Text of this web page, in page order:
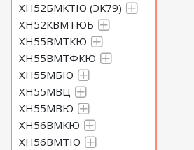
ХН52БМКТЮ (ЭК79)
ХН52КВМТЮБ
ХН55ВМТКЮ
ХН55ВМТФКЮ
ХН55МБЮ
ХН55МВЦ
ХН55МВЮ
ХН56ВМКЮ
ХН56ВМТЮ